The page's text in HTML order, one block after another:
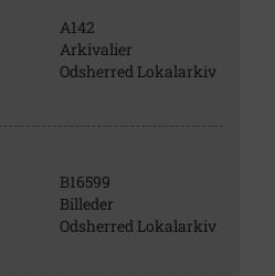
A142
Arkivalier
Odsherred Lokalarkiv
B16599
Billeder
Odsherred Lokalarkiv